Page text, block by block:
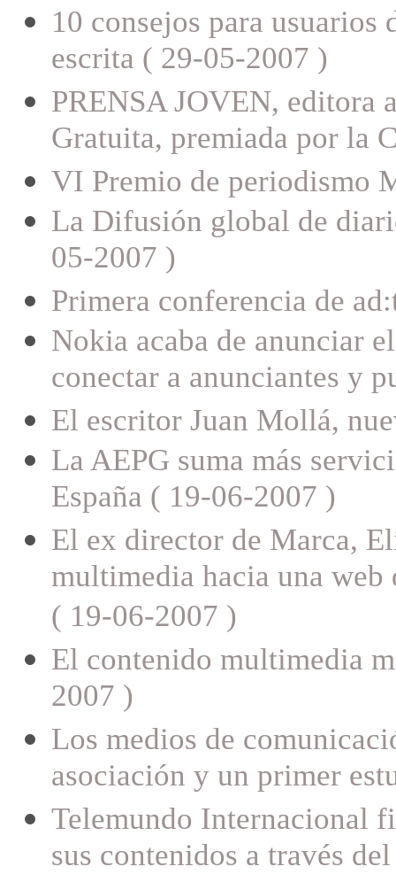
10 consejos para usuarios
escrita ( 29-05-2007 )
PRENSA JOVEN, editora
Gratuita, premiada por la
VI Premio de periodismo
La Difusión global de
05-2007 )
Primera conferencia de
Nokia acaba de anunciar
conectar a anunciantes y
El escritor Juan Mollá,
La AEPG suma más
España ( 19-06-2007 )
El ex director de Marca,
multimedia hacia una
( 19-06-2007 )
El contenido multimedia
2007 )
Los medios de
asociación y un primer
Telemundo Internacional
sus contenidos a través